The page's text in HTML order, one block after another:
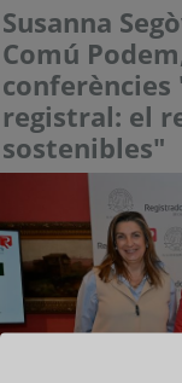
Susanna
Comú
conferències
registral: el
sostenibles"